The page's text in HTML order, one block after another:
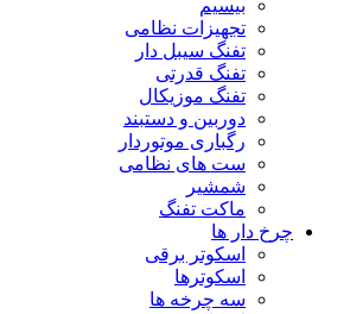
بیسیم
تجهیزات نظامی
تفنگ سیبل دار
تفنگ قدرتی
تفنگ موزیکال
دوربین و دستبند
رگباری موتوردار
ست های نظامی
شمشیر
ماکت تفنگ
چرخ دار ها
اسکوتر برقی
اسکوترها
سه چرخه ها